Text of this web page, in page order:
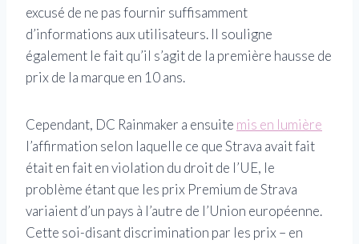
excusé de ne pas fournir suffisamment
d’informations aux utilisateurs. Il souligne
également le fait qu’il s’agit de la première hausse de
prix de la marque en 10 ans.
Cependant, DC Rainmaker a ensuite mis en lumière
l’affirmation selon laquelle ce que Strava avait fait
était en fait en violation du droit de l’UE, le
problème étant que les prix Premium de Strava
variaient d’un pays à l’autre de l’Union européenne.
Cette soi-disant discrimination par les prix – en